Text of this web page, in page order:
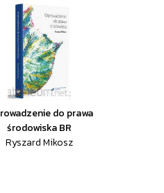
do prawa
środowiska BR
Ryszard Mikosz